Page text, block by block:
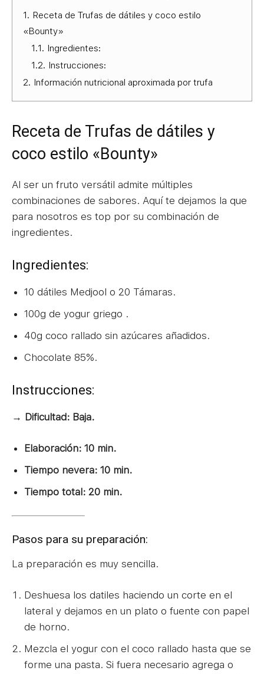
1. Receta de Trufas de dátiles y coco estilo
«Bounty»
1.1. Ingredientes:
1.2. Instrucciones:
2. Información nutricional aproximada por trufa
Receta de Trufas de dátiles y
coco estilo «Bounty»
Al ser un fruto versátil admite múltiples
combinaciones de sabores. Aquí te dejamos la que
para nosotros es top por su combinación de
ingredientes.
Ingredientes:
10 dátiles Medjool o 20 Támaras.
100g de yogur griego .
40g coco rallado sin azúcares añadidos.
Chocolate 85%.
Instrucciones:
→ Dificultad: Baja.
Elaboración: 10 min.
Tiempo nevera: 10 min.
Tiempo total: 20 min.
Pasos para su preparación:
La preparación es muy sencilla.
Deshuesa los datiles haciendo un corte en el
lateral y dejamos en un plato o fuente con papel
de horno.
Mezcla el yogur con el coco rallado hasta que se
forme una pasta. Si fuera necesario agrega o